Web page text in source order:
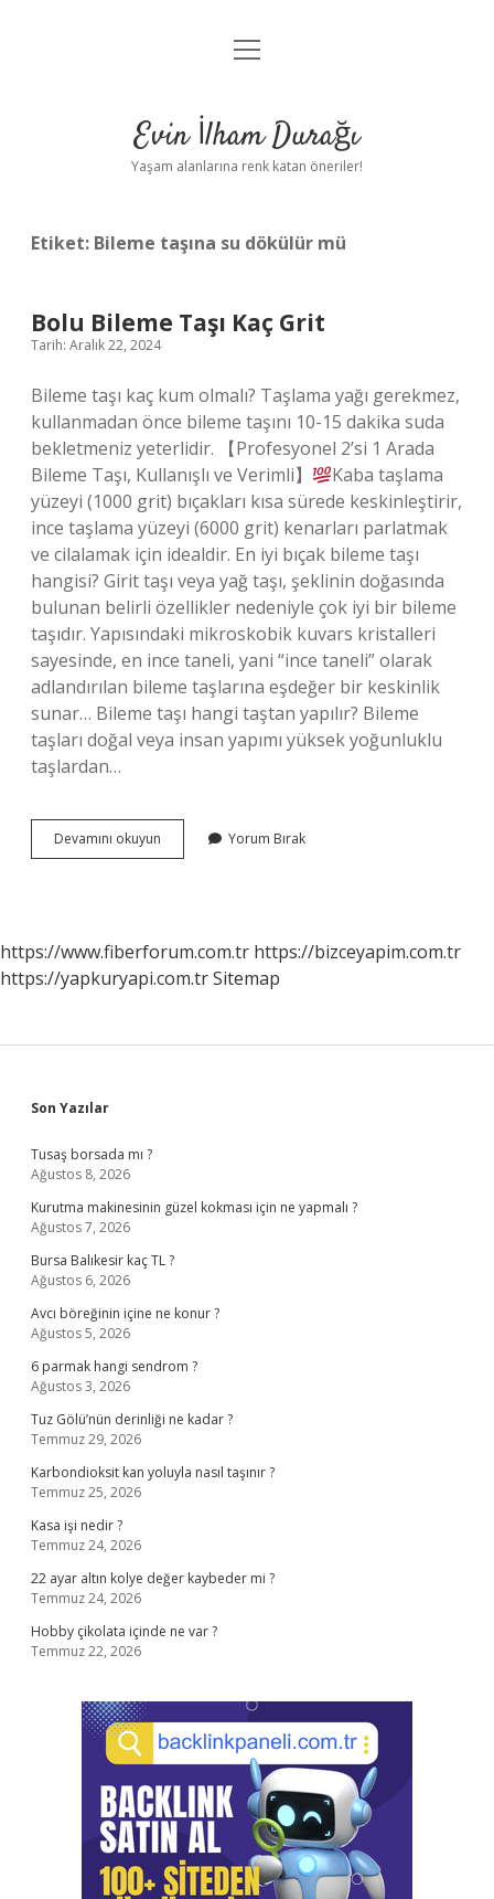
Anasayfa
Yasal Uyarı
menüyü
Evin İlham Durağı
Yaşam alanlarına renk katan öneriler!
Etiket: Bileme taşına su dökülür mü
Bolu Bileme Taşı Kaç Grit
Tarih: Aralık 22, 2024
Bileme taşı kaç kum olmalı? Taşlama yağı gerekmez,
kullanmadan önce bileme taşını 10-15 dakika suda
bekletmeniz yeterlidir. 【Profesyonel 2’si 1 Arada
Bileme Taşı, Kullanışlı ve Verimli】
Kaba taşlama
yüzeyi (1000 grit) bıçakları kısa sürede keskinleştirir,
ince taşlama yüzeyi (6000 grit) kenarları parlatmak
ve cilalamak için idealdir. En iyi bıçak bileme taşı
hangisi? Girit taşı veya yağ taşı, şeklinin doğasında
bulunan belirli özellikler nedeniyle çok iyi bir bileme
taşıdır. Yapısındaki mikroskobik kuvars kristalleri
sayesinde, en ince taneli, yani “ince taneli” olarak
adlandırılan bileme taşlarına eşdeğer bir keskinlik
sunar… Bileme taşı hangi taştan yapılır? Bileme
taşları doğal veya insan yapımı yüksek yoğunluklu
taşlardan…
Devamını okuyun
Bileme
Yorum Bırak
https://www.fiberforum.com.tr https://bizceyapim.com.tr
https://yapkuryapi.com.trSitemap
Sidebar
Son Yazılar
Tusaş borsada mı ?
Ağustos 8, 2026
Kurutma makinesinin güzel kokması için ne yapmalı ?
Ağustos 7, 2026
Bursa Balıkesir kaç TL ?
Ağustos 6, 2026
Avcı böreğinin içine ne konur ?
Ağustos 5, 2026
6 parmak hangi sendrom ?
Ağustos 3, 2026
Tuz Gölü’nün derinliği ne kadar ?
Temmuz 29, 2026
Karbondioksit kan yoluyla nasıl taşınır ?
Temmuz 25, 2026
Kasa işi nedir ?
Temmuz 24, 2026
22 ayar altın kolye değer kaybeder mi ?
Temmuz 24, 2026
Hobby çikolata içinde ne var ?
Temmuz 22, 2026